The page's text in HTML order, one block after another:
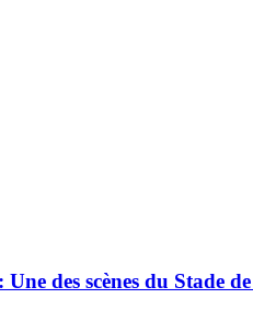
des scènes du Stade